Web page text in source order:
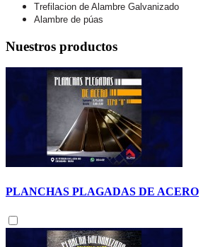
Trefilacion de Alambre Galvanizado
Alambre de púas
Nuestros productos
PLANCHAS PLAGADAS DE ACERO